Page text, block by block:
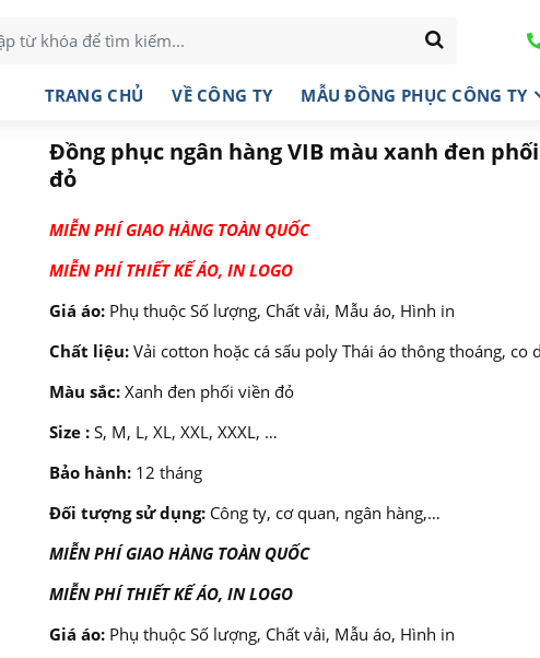
TRANG CHỦ VỀ CÔNG TY MẪU ĐỒNG PHỤC CÔNG TY
Đồng phục ngân hàng VIB màu xanh đen
đỏ
MIỄN PHÍ GIAO HÀNG TOÀN QUỐC
MIỄN PHÍ THIẾT KẾ ÁO, IN LOGO
Giá áo:Phụ thuộc Số lượng, Chất vải, Mẫu áo, Hình in
Chất liệu:Vải cotton hoặc cá sấu poly Thái áo thông thoáng, co
Màu sắc:Xanh đen phối viền đỏ
Size :S, M, L, XL, XXL, XXXL, …
Bảo hành:12 tháng
Đối tượng sử dụng:Công ty, cơ quan, ngân hàng,…
MIỄN PHÍ GIAO HÀNG TOÀN QUỐC
MIỄN PHÍ THIẾT KẾ ÁO, IN LOGO
Giá áo:Phụ thuộc Số lượng, Chất vải, Mẫu áo, Hình in